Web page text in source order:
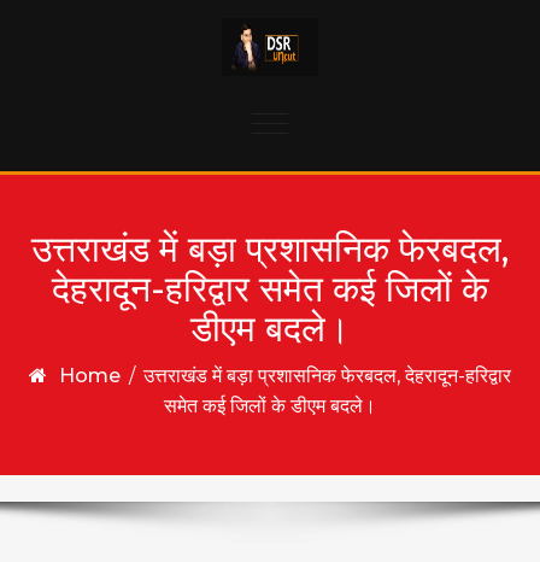
उत्तराखंड में बड़ा प्रशासनिक फेरबदल,
देहरादून-हरिद्वार समेत कई जिलों के
डीएम बदले।
Home / उत्तराखंड में बड़ा प्रशासनिक फेरबदल, देहरादून-हरिद्वार
समेत कई जिलों के डीएम बदले।